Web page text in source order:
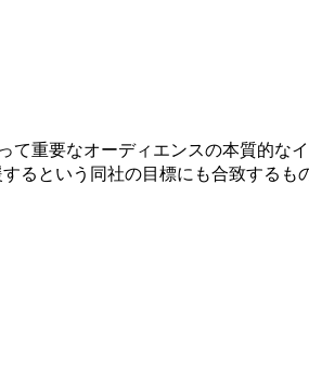
て重要なオーディエンスの本質的な
るという 同社の目標にも合致するも